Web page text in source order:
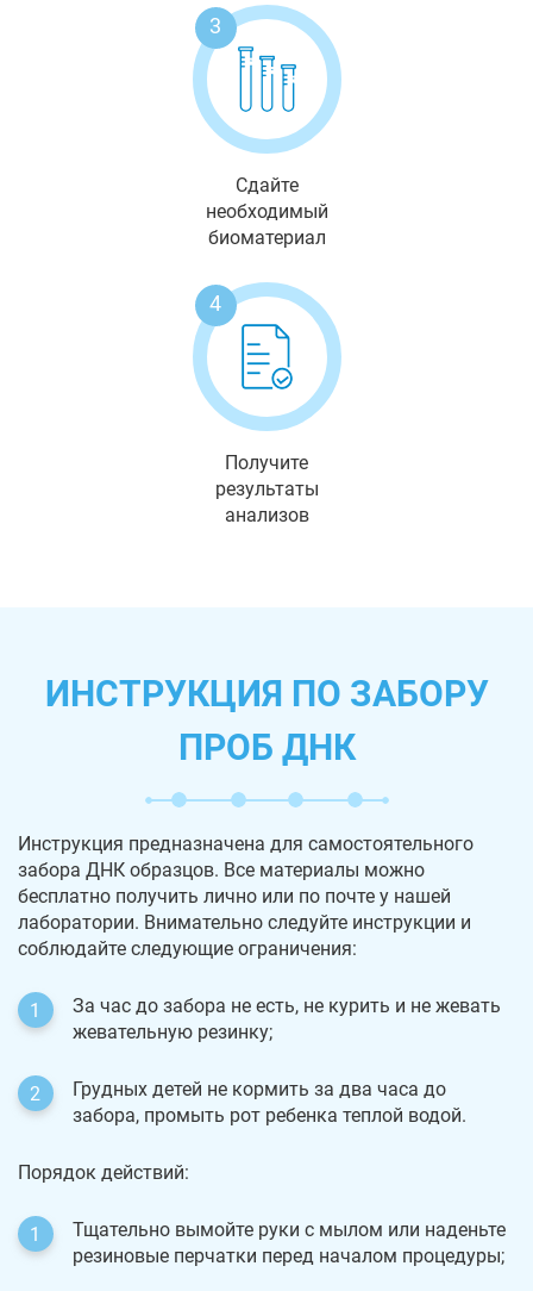
3
Сдайте
необходимый
биоматериал
4
Получите
результаты
анализов
ИНСТРУКЦИЯ ПО ЗАБОРУ
ПРОБ ДНК
Инструкция предназначена для самостоятельного
забора ДНК образцов. Все материалы можно
бесплатно получить лично или по почте у нашей
лаборатории. Внимательно следуйте инструкции и
соблюдайте следующие ограничения:
За час до забора не есть, не курить и не жевать
жевательную резинку;
Грудных детей не кормить за два часа до
забора, промыть рот ребенка теплой водой.
Порядок действий:
Тщательно вымойте руки с мылом или наденьте
резиновые перчатки перед началом процедуры;